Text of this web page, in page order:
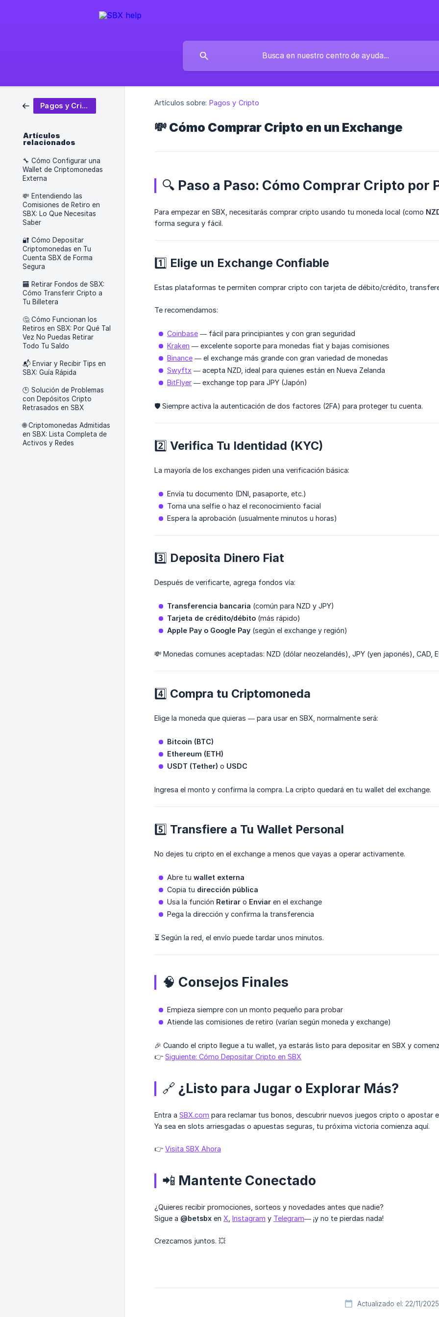
Pagos y Cripto
Artículos
relacionados
🔧 Cómo Configurar una
Wallet de Criptomonedas
Externa
💸 Entendiendo las
Comisiones de Retiro en
SBX: Lo Que Necesitas
Saber
🔐 Cómo Depositar
Criptomonedas en Tu
Cuenta SBX de Forma
Segura
🏧 Retirar Fondos de SBX:
Cómo Transferir Cripto a
Tu Billetera
🤔 Cómo Funcionan los
Retiros en SBX: Por Qué Tal
Vez No Puedas Retirar
Todo Tu Saldo
📬 Enviar y Recibir Tips en
SBX: Guía Rápida
🕒 Solución de Problemas
con Depósitos Cripto
Retrasados en SBX
🌐 Criptomonedas Admitidas
en SBX: Lista Completa de
Activos y Redes
Artículos sobre: Pagos y Cripto
💸 Cómo Comprar Cripto en un Exchange
🔍 Paso a Paso: Cómo Comprar Cripto por
Para empezar en SBX, necesitarás comprar cripto usando tu moneda local (como
forma segura y fácil.
1️⃣ Elige un Exchange Confiable
Estas plataformas te permiten comprar cripto con tarjeta de débito/crédito,
Te recomendamos:
Coinbase — fácil para principiantes y con gran seguridad
Kraken — excelente soporte para monedas fiat y bajas comisiones
Binance — el exchange más grande con gran variedad de monedas
Swyftx — acepta NZD, ideal para quienes están en Nueva Zelanda
BitFlyer — exchange top para JPY (Japón)
🛡️ Siempre activa la autenticación de dos factores (2FA) para proteger tu cuenta.
2️⃣ Verifica Tu Identidad (KYC)
La mayoría de los exchanges piden una verificación básica:
Envía tu documento (DNI, pasaporte, etc.)
Toma una selfie o haz el reconocimiento facial
Espera la aprobación (usualmente minutos u horas)
3️⃣ Deposita Dinero Fiat
Después de verificarte, agrega fondos vía:
Transferencia bancaria (común para NZD y JPY)
Tarjeta de crédito/débito (más rápido)
Apple Pay o Google Pay (según el exchange y región)
💸 Monedas comunes aceptadas: NZD (dólar neozelandés), JPY (yen japonés), CAD,
4️⃣ Compra tu Criptomoneda
Elige la moneda que quieras — para usar en SBX, normalmente será:
Bitcoin (BTC)
Ethereum (ETH)
USDT (Tether) o USDC
Ingresa el monto y confirma la compra. La cripto quedará en tu wallet del exchange.
5️⃣ Transfiere a Tu Wallet Personal
No dejes tu cripto en el exchange a menos que vayas a operar activamente.
Abre tu wallet externa
Copia tu dirección pública
Usa la función Retirar o Enviar en el exchange
Pega la dirección y confirma la transferencia
⏳ Según la red, el envío puede tardar unos minutos.
🧠 Consejos Finales
Empieza siempre con un monto pequeño para probar
Atiende las comisiones de retiro (varían según moneda y exchange)
🎉 Cuando el cripto llegue a tu wallet, ya estarás listo para depositar en SBX y
👉 Siguiente: Cómo Depositar Cripto en SBX
🔗 ¿Listo para Jugar o Explorar Más?
Entra a SBX.com para reclamar tus bonos, descubrir nuevos juegos cripto o apostar
Ya sea en slots arriesgadas o apuestas seguras, tu próxima victoria comienza aquí.
👉 Visita SBX Ahora
📲 Mantente Conectado
¿Quieres recibir promociones, sorteos y novedades antes que nadie?
Sigue a @betsbx en X Instagram y Telegram— ¡y no te pierdas nada!
Crezcamos juntos. 💥
Actualizado el: 22/11/2025